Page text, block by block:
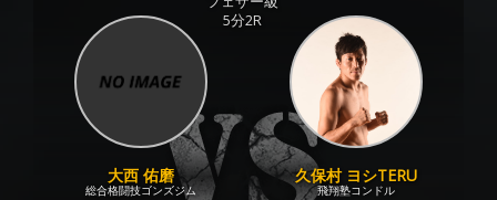
5分2R
大西 佑磨
総合格闘技ゴンズジム
久保村 ヨシTERU
飛翔塾コンドル